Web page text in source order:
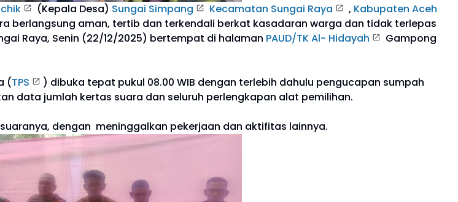
(Kepala Desa) Sungai Simpang Kecamatan Sungai Raya , Kabupaten Aceh
berlangsung aman, tertib dan terkendali berkat kasadaran warga dan tidak terlepas
Raya, Senin (22/12/2025) bertempat di halaman PAUD/TK Al- Hidayah
Gampong
(TPS
) dibuka tepat pukul 08.00 WIB dengan terlebih dahulu pengucapan sumpah
data jumlah kertas suara dan seluruh perlengkapan alat pemilihan.
dengan meninggalkan pekerjaan dan aktifitas lainnya.